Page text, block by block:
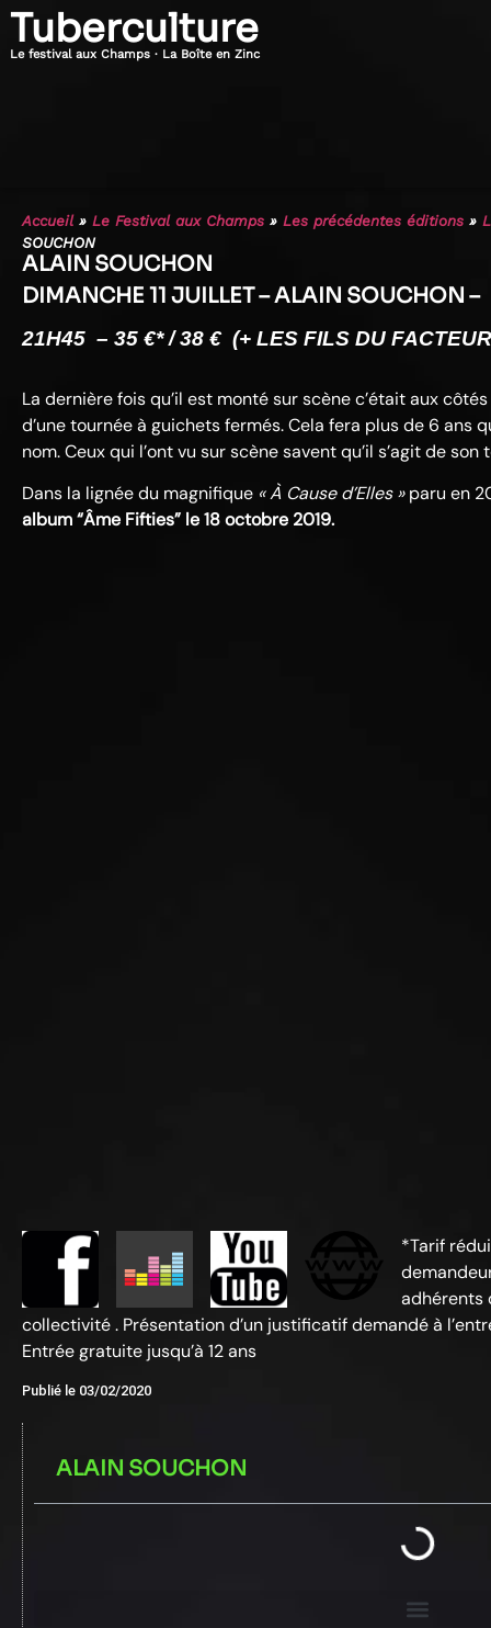
Tuberculture
Le festival aux Champs · La Boîte en Zinc
Accueil» Le Festival aux Champs » Les précédentes éditions »
SOUCHON
ALAIN SOUCHON
DIMANCHE 11 JUILLET – ALAIN SOUCHON –
21H45 – 35 €* / 38 € (+ LES FILS DU
La dernière fois qu’il est monté sur scène c’était aux
d’une tournée à guichets fermés. Cela fera plus de 6 ans
nom. Ceux qui l’ont vu sur scène savent qu’il s’agit de
Dans la lignée du magnifique « À Cause d’Elles »paru en
album “Âme Fifties” le 18 octobre 2019.
*Tarif
adhérents
collectivité . Présentation d’un justificatif demandé à
Entrée gratuite jusqu’à 12 ans
Publié le 03/02/2020
ALAIN SOUCHON